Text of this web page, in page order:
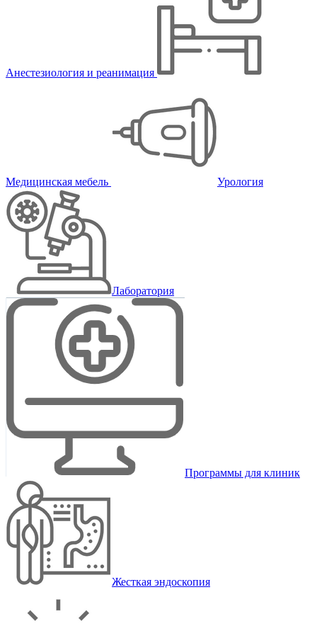
Анестезиология и реанимация
Медицинская мебель Урология
Лаборатория
Программы для клиник
Жесткая эндоскопия